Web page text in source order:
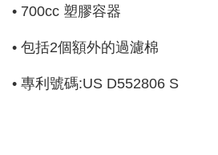
• 700cc 塑膠容器
• 包括2個額外的過濾棉
• 專利號碼:US D552806 S